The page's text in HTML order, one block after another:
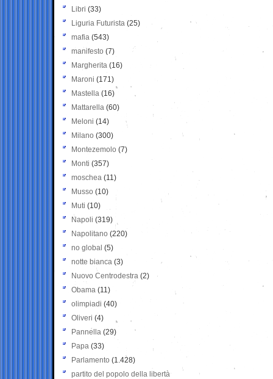
Libri (33)
Liguria Futurista (25)
mafia (543)
manifesto (7)
Margherita (16)
Maroni (171)
Mastella (16)
Mattarella (60)
Meloni (14)
Milano (300)
Montezemolo (7)
Monti (357)
moschea (11)
Musso (10)
Muti (10)
Napoli (319)
Napolitano (220)
no global (5)
notte bianca (3)
Nuovo Centrodestra (2)
Obama (11)
olimpiadi (40)
Oliveri (4)
Pannella (29)
Papa (33)
Parlamento (1.428)
partito del popolo della libertà